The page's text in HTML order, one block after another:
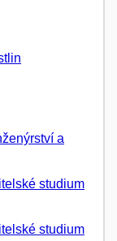
a
studium
studium